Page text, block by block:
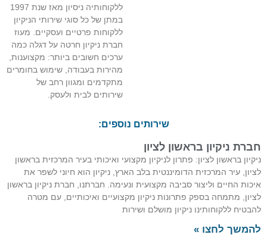
ללקוחותיה ניסיון מאז שנת 1997
במתן של כל סוגי שירותי הניקיון
ללקוחות פרטיים ועסקיים. מעוז
חברת ניקיון חרטה על דגלה כמה
ערכים חשובים ביותר: מקצוענות,
מהירות בעבודה, שימוש בחומרים
מתקדמים ומגוון רחב של
שירותים לבית ולעסק.
שירותים נוספים:
חברת ניקיון בראשון לציון
ניקיון בראשון לציון: פתרון לניקיון מקצועי ואיכותי בעיר המרכזית בראשון
לציון, עיר המרכזית הדומיננטית בלב הארץ, ניקיון הוא חיוני לשפר את
איכות החיים וליצור סביבה מקצועית ונעימה. חברתנו, חברת ניקיון בראשון
לציון, מתמחה בספק פתרונות ניקיון מקצועיים ואיכותיים, עם מטרה
להבטיח ללקוחותינו ניקיון מושלם ושירות
להמשך לחצו »